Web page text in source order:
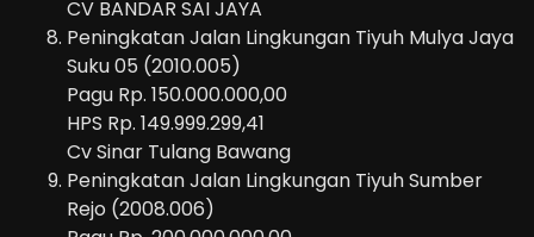
CV BANDAR SAI JAYA
Peningkatan Jalan Lingkungan Tiyuh Mulya Jaya
Suku 05 (2010.005)
Pagu Rp. 150.000.000,00
HPS Rp. 149.999.299,41
Cv Sinar Tulang Bawang
Peningkatan Jalan Lingkungan Tiyuh Sumber
Rejo (2008.006)